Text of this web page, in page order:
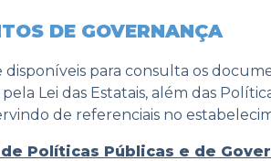
DE GOVERNANÇA
disponíveis para consulta os
Lei das Estatais, além das
de referenciais no
Políticas Públicas e de